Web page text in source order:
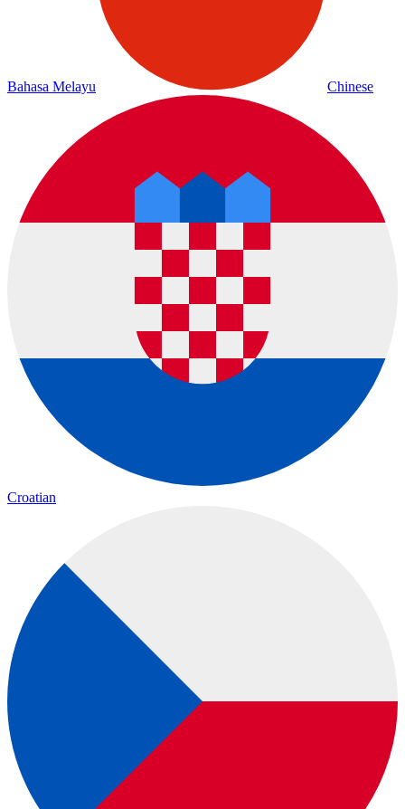
Bahasa Melayu Chinese
Croatian